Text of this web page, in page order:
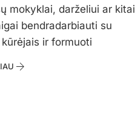
mokyklai, darželiui ar kitai
bendradarbiauti su
ir formuoti